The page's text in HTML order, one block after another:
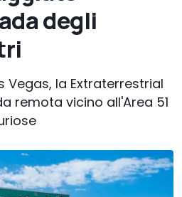
degli
Vegas, la Extraterrestrial
remota vicino all'Area 51